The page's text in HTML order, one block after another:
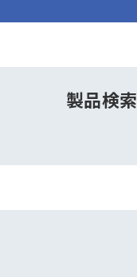
製品検索